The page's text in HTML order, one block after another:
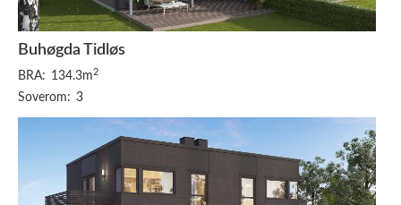
Buhøgda Tidløs
BRA: 134.3m 2
Soverom: 3